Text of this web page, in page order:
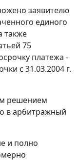
заявителю
единого
также
75
платежа -
с 31.03.2004 г.
решением
в арбитражный
и полно